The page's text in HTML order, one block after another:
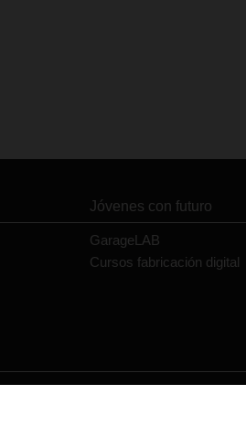
Jóvenes con futuro
GarageLAB
Cursos fabricación digital